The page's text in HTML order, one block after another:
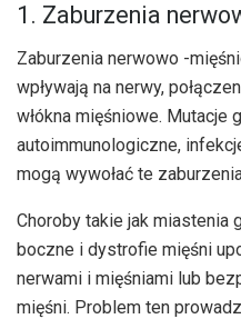
1. Zaburzenia
Zaburzenia nerwowo -
wpływają na nerwy,
włókna mięśniowe.
autoimmunologiczne,
mogą wywołać te
Choroby takie jak miastenia
boczne i dystrofie mięśni
nerwami i mięśniami lub
mięśni. Problem ten